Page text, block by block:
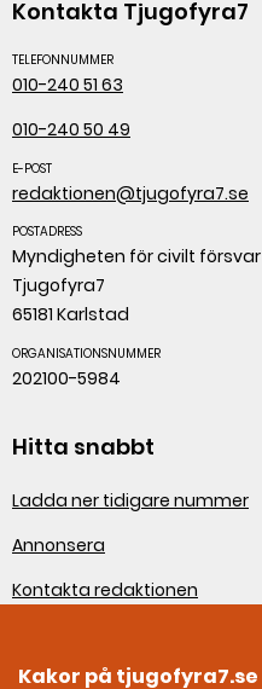
Kontakta Tjugofyra7
TELEFONNUMMER
010-240 51 63
010-240 50 49
E-POST
redaktionen@tjugofyra7.se
POSTADRESS
Myndigheten för civilt försvar
Tjugofyra7
65181 Karlstad
ORGANISATIONSNUMMER
202100-5984
Hitta snabbt
Ladda ner tidigare nummer
Annonsera
Kontakta redaktionen
Kakor på tjugofyra7.se